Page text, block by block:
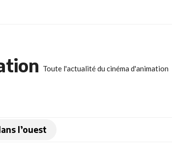
Toute l'actualité du cinéma d'animation
l’ouest